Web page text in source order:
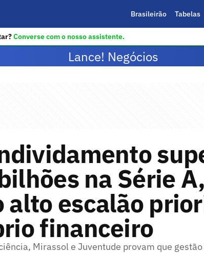
Brasileirão Tabelas
Converse com o nosso assistente.
Lance! Negócios
na Série
alto escalão
financeiro
Mirassol e Juventude provam que